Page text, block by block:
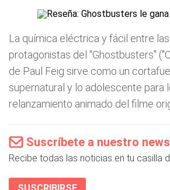
La química eléctrica y fácil entre
protagonistas del "Ghostbusters"
de Paul Feig sirve como un
supernatural y lo adolescente para
relanzamiento animado del filme
Suscríbete a nuestro
Recibe todas las noticias en tu casilla